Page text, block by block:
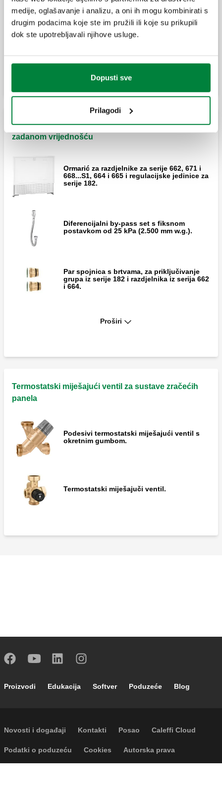
medije, oglašavanje i analizu, a oni ih mogu kombinirati s
drugim podacima koje ste im pružili ili koje su prikupili
dok ste upotrebljavali njihove usluge.
Dopusti sve
Prilagodi
Pribor za termostatsku regulacijsku jedinicu sa
zadanom vrijednošću
Ormarić za razdjelnike za serije 662, 671 i
668...S1, 664 i 665 i regulacijske jedinice za
serije 182.
Diferencijalni by-pass set s fiksnom
postavkom od 25 kPa (2.500 mm w.g.).
Par spojnica s brtvama, za priključivanje
grupa iz serije 182 i razdjelnika iz serija 662
i 664.
Par spojnica s brtvama, za priključivanje
Proširi
Termostatski miješajući ventil za sustave zračećih
panela
Podesivi termostatski miješajući ventil s
okretnim gumbom.
Termostatski miješajuči ventil.
Footer main navigation
Proizvodi Edukacija Softver Poduzeće Blog
Footer secondary navigation
Novosti i događaji Kontakti Posao Caleffi Cloud
Footer menu
Podatki o poduzeću Cookies Autorska prava